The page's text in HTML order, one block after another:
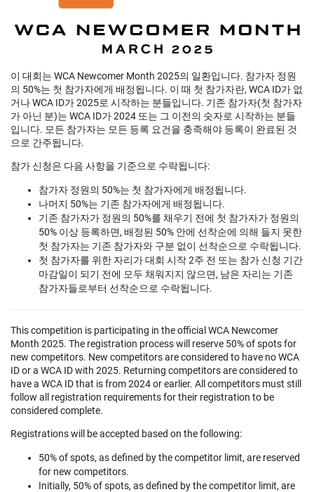
이 대회는 WCA Newcomer Month 2025의 일환입니다. 참가자 정원
의 50%는 첫 참가자에게 배정됩니다. 이 때 첫 참가자란, WCA ID가 없
거나 WCA ID가 2025로 시작하는 분들입니다. 기존 참가자(첫 참가자
가 아닌 분)는 WCA ID가 2024 또는 그 이전의 숫자로 시작하는 분들
입니다. 모든 참가자는 모든 등록 요건을 충족해야 등록이 완료된 것
으로 간주됩니다.
참가 신청은 다음 사항을 기준으로 수락됩니다:
참가자 정원의 50%는 첫 참가자에게 배정됩니다.
나머지 50%는 기존 참가자에게 배정됩니다.
기존 참가자가 정원의 50%를 채우기 전에 첫 참가자가 정원의
50% 이상 등록하면, 배정된 50% 안에 선착순에 의해 들지 못한
첫 참가자는 기존 참가자와 구분 없이 선착순으로 수락됩니다.
첫 참가자를 위한 자리가 대회 시작 2주 전 또는 참가 신청 기간
마감일이 되기 전에 모두 채워지지 않으면, 남은 자리는 기존
참가자들로부터 선착순으로 수락됩니다.
This competition is participating in the official WCA Newcomer
Month 2025. The registration process will reserve 50% of spots for
new competitors. New competitors are considered to have no WCA
ID or a WCA ID with 2025. Returning competitors are considered to
have a WCA ID that is from 2024 or earlier. All competitors must still
follow all registration requirements for their registration to be
considered complete.
Registrations will be accepted based on the following:
50% of spots, as defined by the competitor limit, are reserved
for new competitors.
Initially, 50% of spots, as defined by the competitor limit, are